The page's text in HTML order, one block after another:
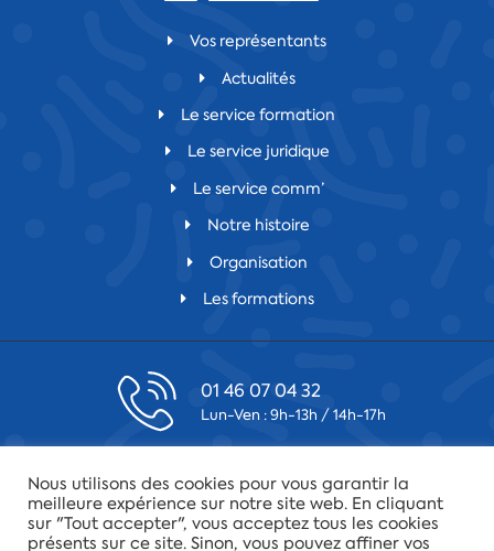
Vos représentants
Actualités
Le service formation
Le service juridique
Le service comm’
Notre histoire
Organisation
Les formations
01 46 07 04 32
Lun-Ven : 9h-13h / 14h-17h
Laissez-nous un message
75019 Paris
Nous utilisons des cookies pour vous garantir la
meilleure expérience sur notre site web. En cliquant
sur "Tout accepter", vous acceptez tous les cookies
présents sur ce site. Sinon, vous pouvez affiner vos